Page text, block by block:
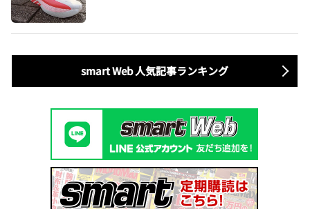
smart Web 人気記事ランキング